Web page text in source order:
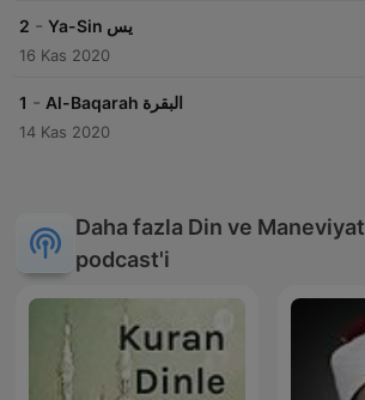
2 - Ya-Sin يس
16 Kas 2020
1 - Al-Baqarah البقرة
14 Kas 2020
Daha fazla Din ve Maneviyat
podcast'i